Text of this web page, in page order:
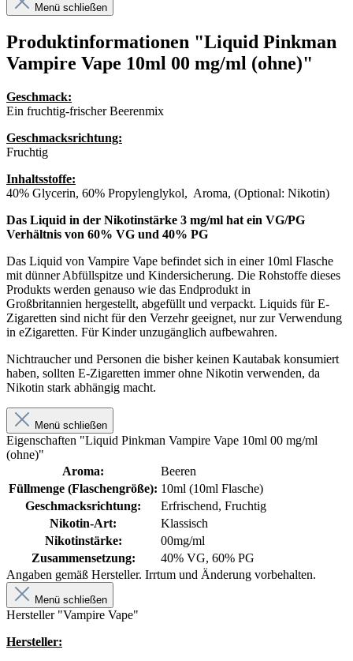
Menü schließen
Produktinformationen "Liquid Pinkman
Vampire Vape 10ml 00 mg/ml (ohne)"
Geschmack:
Ein fruchtig-frischer Beerenmix
Geschmacksrichtung:
Fruchtig
Inhaltsstoffe:
40% Glycerin, 60% Propylenglykol, Aroma, (Optional: Nikotin)
Das Liquid in der Nikotinstärke 3 mg/ml hat ein VG/PG
Verhältnis von 60% VG und 40% PG
Das Liquid von Vampire Vape befindet sich in einer 10ml Flasche
mit dünner Abfüllspitze und Kindersicherung. Die Rohstoffe dieses
Produkts werden genauso wie das Endprodukt in
Großbritannien hergestellt, abgefüllt und verpackt. Liquids für E-
Zigaretten sind nicht für den Verzehr geeignet, nur zur Verwendung
in eZigaretten. Für Kinder unzugänglich aufbewahren.
Nichtraucher und Personen die bisher keinen Kautabak konsumiert
haben, sollten E-Zigaretten immer ohne Nikotin verwenden, da
Nikotin stark abhängig macht.
Menü schließen
Eigenschaften "Liquid Pinkman Vampire Vape 10ml 00 mg/ml
(ohne)"
Aroma:
Beeren
Füllmenge (Flaschengröße): 10ml (10ml Flasche)
Geschmacksrichtung:
Erfrischend, Fruchtig
Nikotin-Art:
Klassisch
Nikotinstärke:
00mg/ml
Zusammensetzung:
40% VG, 60% PG
Angaben gemäß Hersteller. Irrtum und Änderung vorbehalten.
Menü schließen
Hersteller "Vampire Vape"
Hersteller: